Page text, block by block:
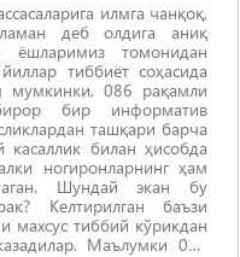
илмга чанқоқ,
деб олдига аниқ
ёшларимиз томонидан
тиббиёт соҳасида
мумкинки, 086 рақамли
бир информатив
ташқари барча
билан ҳисобда
ногиронларнинг ҳам
Шундай экан бу
Келтирилган баъзи
махсус тиббий кўрикдан
Маълумки 086